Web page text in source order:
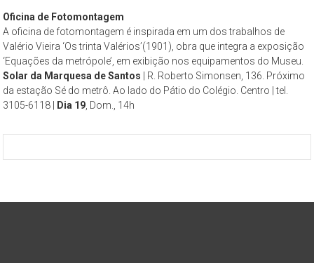
Oficina de Fotomontagem
A oficina de fotomontagem é inspirada em um dos trabalhos de
Valério Vieira ‘Os trinta Valérios’(1901), obra que integra a exposição
‘Equações da metrópole’, em exibição nos equipamentos do Museu.
Solar da Marquesa de Santos | R. Roberto Simonsen, 136. Próximo
da estação Sé do metrô. Ao lado do Pátio do Colégio. Centro | tel.
3105-6118 |
Dia 19 , Dom., 14h